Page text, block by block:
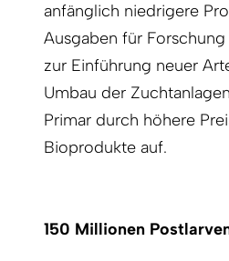
anfänglich niedrigere
Ausgaben für
zur Einführung neuer
Umbau der
Primar durch höhere
Bioprodukte auf.
150 Millionen